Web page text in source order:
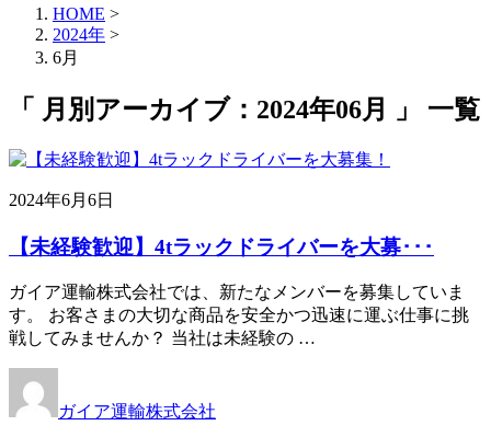
HOME >
2024年 >
6月
「 月別アーカイブ：2024年06月 」 一覧
2024年6月6日
【未経験歓迎】4tラックドライバーを大募･･･
ガイア運輸株式会社では、新たなメンバーを募集していま
す。 お客さまの大切な商品を安全かつ迅速に運ぶ仕事に挑
戦してみませんか？ 当社は未経験の …
ガイア運輸株式会社